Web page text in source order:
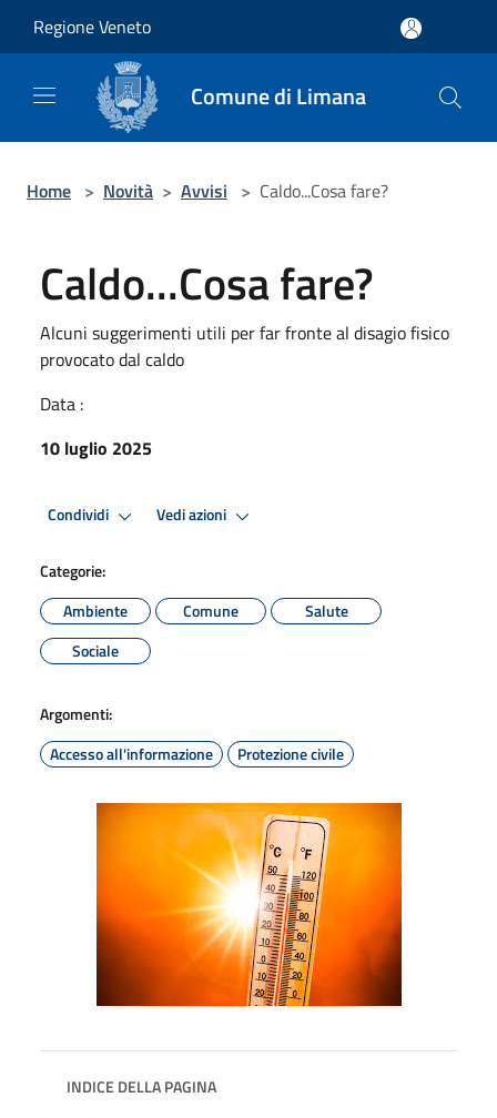
Regione Veneto
Comune di Limana
Home > Novità > Avvisi > Caldo...Cosa fare?
Caldo...Cosa fare?
Alcuni suggerimenti utili per far fronte al disagio fisico
provocato dal caldo
Data :
10 luglio 2025
Condividi Vedi azioni
Categorie:
Ambiente
Comune
Salute
Sociale
Argomenti:
Accesso all'informazione
Protezione civile
INDICE DELLA PAGINA